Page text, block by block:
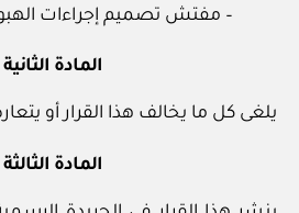
– مفتش تصميم إجراءات
المادة الثانية
يلغى كل ما يخالف هذا القرار أو
المادة الثالثة